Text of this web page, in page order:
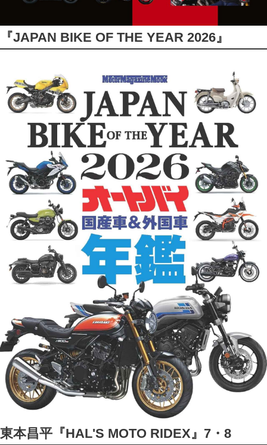
『JAPAN BIKE OF THE YEAR 2026』
東本昌平『HAL'S MOTO RIDEX』7・8